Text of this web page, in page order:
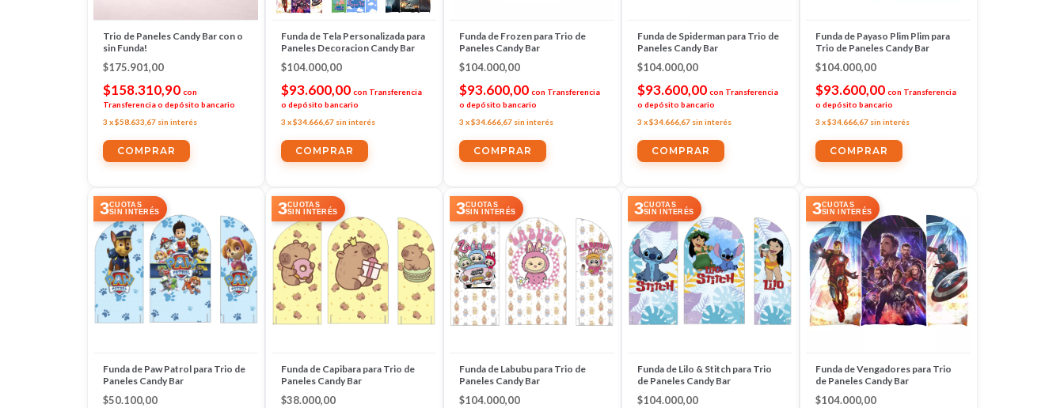
Trio de Paneles Candy Bar con o
sin Funda!
$175.901,00
$158.310,90 con
Transferencia o depósito bancario
3 x$58.633,67 sin interés
COMPRAR
Funda de Tela Personalizada para
Paneles Decoracion Candy Bar
$104.000,00
$93.600,00 con Transferencia
o depósito bancario
3 x$34.666,67 sin interés
Funda de Frozen para Trio de
Paneles Candy Bar
$104.000,00
$93.600,00 con Transferencia
o depósito bancario
3 x$34.666,67 sin interés
Funda de Spiderman para Trio de
Paneles Candy Bar
$104.000,00
$93.600,00 con Transferencia
o depósito bancario
3 x$34.666,67 sin interés
Funda de Payaso Plim Plim para
Trio de Paneles Candy Bar
$104.000,00
$93.600,00 con Transferencia
o depósito bancario
3 x$34.666,67 sin interés
3CUOTAS
SIN INTERÉS
Funda de Paw Patrol para Trio de
Paneles Candy Bar
$50.100,00
3CUOTAS
SIN INTERÉS
Funda de Capibara para Trio de
Paneles Candy Bar
$38.000,00
3CUOTAS
SIN INTERÉS
Funda de Labubu para Trio de
Paneles Candy Bar
$104.000,00
3CUOTAS
SIN INTERÉS
Funda de Lilo & Stitch para Trio
de Paneles Candy Bar
$104.000,00
3CUOTAS
SIN INTERÉS
Funda de Vengadores para Trio
de Paneles Candy Bar
$104.000,00